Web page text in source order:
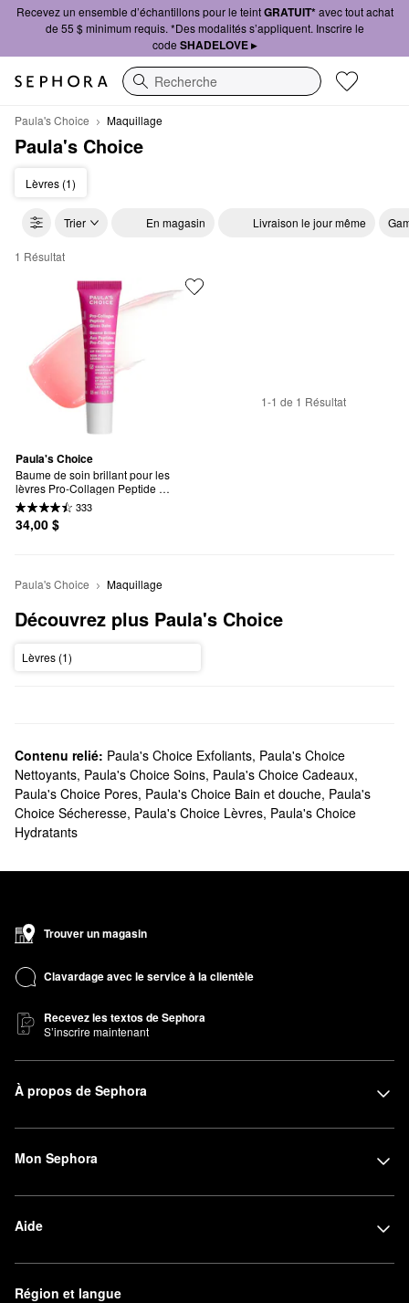
Recevez un ensemble d’échantillons pour le teintGRATUIT*avec tout achat
de 55 $ minimum requis. *Des modalités s’appliquent. Inscrire le
code SHADELOVE ▸
Recherche
Paula's Choice Maquillage
Paula's Choice
Lèvres (1)
Trier En magasin Livraison le jour même
Paula's Choice Maquillage
1 Résultat
Paula's Choice
Baume de soin brillant pour les
lèvres Pro-Collagen Peptide
Plumping
333
34,00 $
1-1 de 1 Résultat
Paula's Choice Maquillage
Découvrez plus Paula's Choice
Lèvres (1)
Contenu relié: Paula's Choice Exfoliants, Paula's Choice
Nettoyants, Paula's Choice Soins, Paula's Choice Cadeaux,
Paula's Choice Pores, Paula's Choice Bain et douche, Paula's
Choice Sécheresse, Paula's Choice Lèvres, Paula's Choice
Hydratants
Trouver un magasin
Clavardage avec le service à la clientèle
Recevez les textos de Sephora
S’inscrire maintenant
À propos de Sephora
Mon Sephora
Aide
Région et langue